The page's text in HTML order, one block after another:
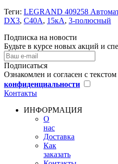
Теги: LEGRAND 409258
DX3, С40A, 15кА, 3-полюсный
Подписка на новости
Будьте в курсе новых акций и
Подписаться
Ознакомлен и согласен с текстом
конфиденциальности
Контакты
ИНФОРМАЦИЯ
О
нас
Доставка
Как
заказать